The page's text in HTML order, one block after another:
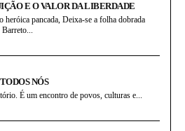
E O VALOR DA LIBERDADE
heróica pancada, Deixa-se a folha dobrada
NÓS
É um encontro de povos, culturas e...